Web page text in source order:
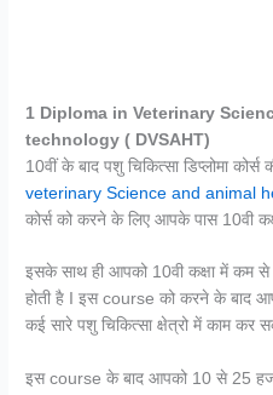
1 Diploma in Veterinary
technology ( DVSAHT)
10वीं के बाद पशु चिकित्सा डिप्लोमा कोर्स
veterinary Science and animal
कोर्स को करने के लिए आपके पास 10वी
इसके साथ ही आपको 10वी कक्षा में कम
होती है I इस course को करने के बाद
कई सारे पशु चिकित्सा क्षेत्रो में काम कर
इस course के बाद आपको 10 से 25